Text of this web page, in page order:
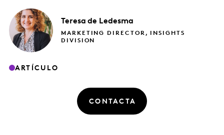
Teresa de Ledesma
MARKETING DIRECTOR, INSIGHTS
DIVISION
ARTÍCULO
CONTACTA